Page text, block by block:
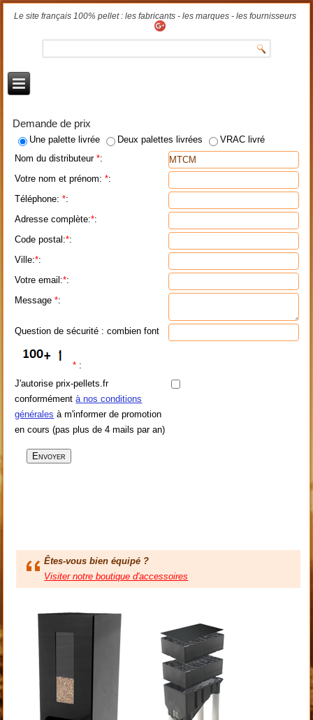
Le site français 100% pellet : les fabricants - les marques - les fournisseurs
Demande de prix
Une palette livrée Deux palettes livrées
VRAC livré
Nom du distributeur*:
Votre nom et prénom:*:
Téléphone:*:
Adresse complète:*:
Code postal:*:
Ville:*:
Votre email:*:
Message*:
Question de sécurité : combien font
* :
J'autorise prix-pellets.fr
conformémentà nos conditions
générales à m'informer de promotion
en cours (pas plus de 4 mails par an)
Êtes-vous bien équipé ?
Visiter notre boutique d'accessoires